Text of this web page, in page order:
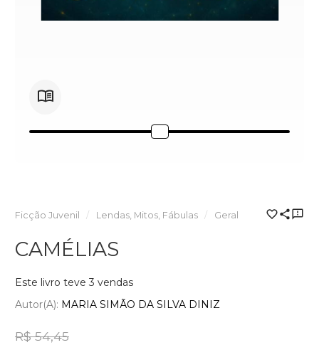
Ficção Juvenil Lendas, Mitos, Fábulas Geral
CAMÉLIAS
Este livro teve 3 vendas
Autor(a): MARIA SIMÃO DA SILVA DINIZ
R$ 54,45